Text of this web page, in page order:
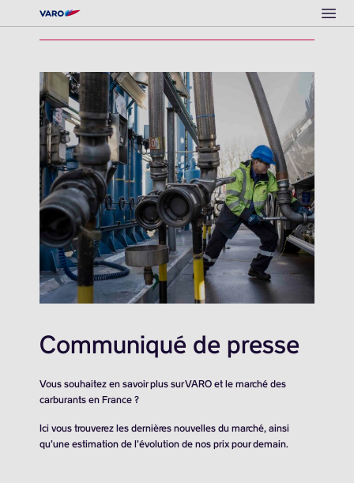
Communiqué de presse
Vous souhaitez en savoir plus sur VARO et le marché des
carburants en France ?
Ici vous trouverez les dernières nouvelles du marché, ainsi
qu’une estimation de l’évolution de nos prix pour demain.